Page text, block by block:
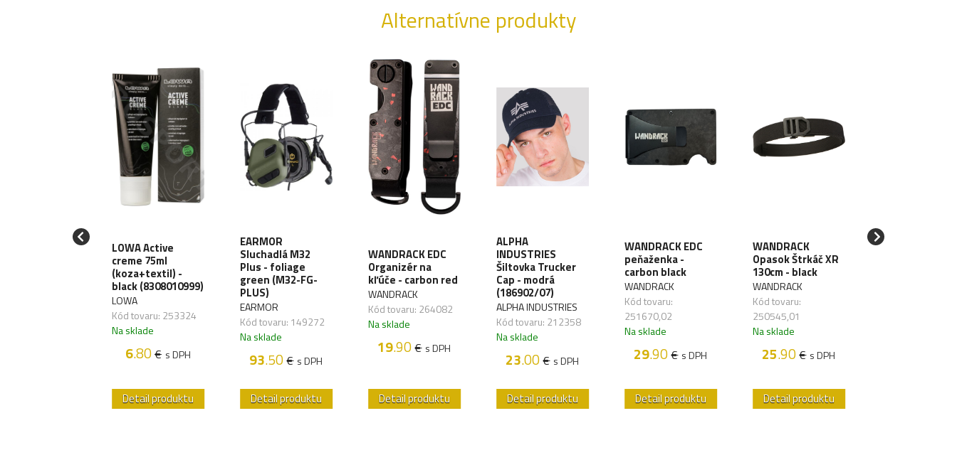
Alternatívne produkty
LOWA Active
creme 75ml
(koza+textil) -
black (8308010999)
LOWA
Kód tovaru: 253324
Na sklade
6.80€ s DPH
Detail produktu
EARMOR
Sluchadlá M32
Plus - foliage
green (M32-FG-
PLUS)
EARMOR
Kód tovaru: 149272
Na sklade
93.50€ s DPH
Detail produktu
WANDRACK EDC
Organizér na
kľúče - carbon red
WANDRACK
Kód tovaru: 264082
Na sklade
19.90€ s DPH
Detail produktu
ALPHA
INDUSTRIES
Šiltovka Trucker
Cap - modrá
(186902/07)
ALPHA INDUSTRIES
Kód tovaru: 212358
Na sklade
23.00€ s DPH
Detail produktu
WANDRACK EDC
peňaženka -
carbon black
WANDRACK
Kód tovaru:
251670,02
Na sklade
29.90€ s DPH
Detail produktu
WANDRACK
Opasok Štrkáč XR
130cm - black
WANDRACK
Kód tovaru:
250545,01
Na sklade
25.90€ s DPH
Detail produktu